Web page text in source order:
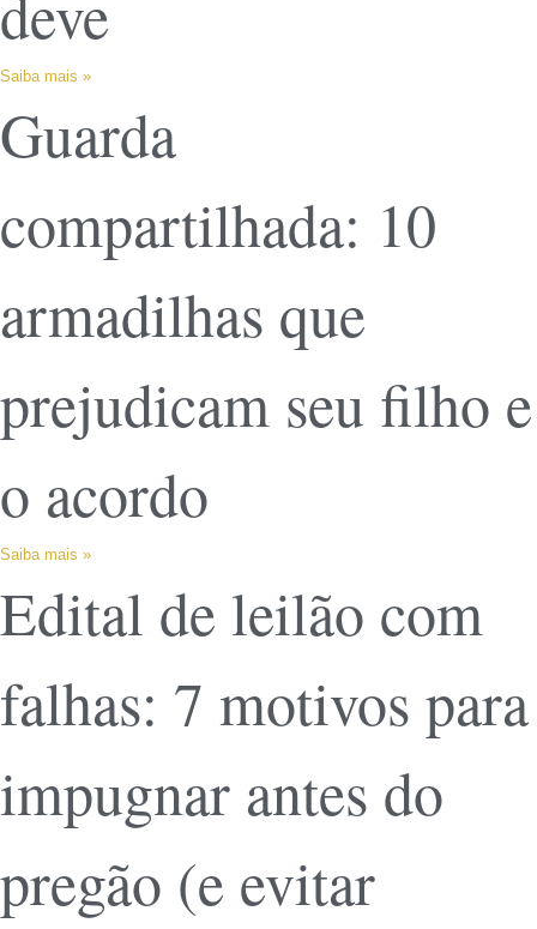
Saiba mais »
Guarda
compartilhada: 10
armadilhas que
prejudicam seu filho e
o acordo
Saiba mais »
Edital de leilão com
falhas: 7 motivos para
impugnar antes do
pregão (e evitar